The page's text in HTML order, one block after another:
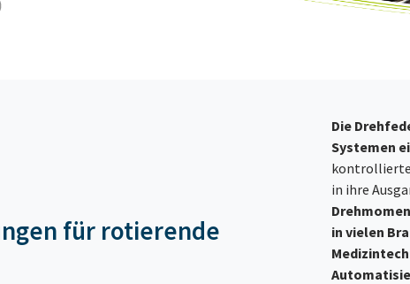
für rotierende
Die
Systemen
kontrollierte
in ihre
in vielen